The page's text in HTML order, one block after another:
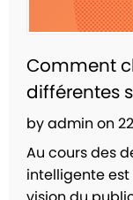
Comment
différentes
by admin on
Au cours des
intelligente